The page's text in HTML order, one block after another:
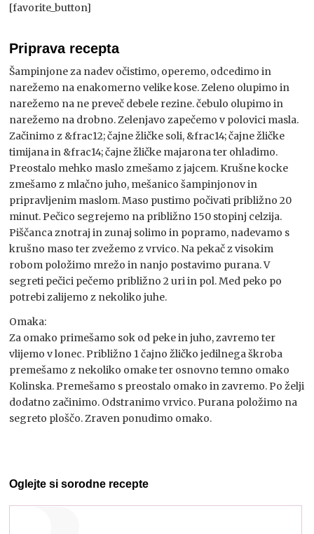
[favorite_button]
Priprava recepta
Šampinjone za nadev očistimo, operemo, odcedimo in
narežemo na enakomerno velike kose. Zeleno olupimo in
narežemo na ne preveč debele rezine. čebulo olupimo in
narežemo na drobno. Zelenjavo zapečemo v polovici masla.
Začinimo z &frac12; čajne žličke soli, &frac14; čajne žličke
timijana in &frac14; čajne žličke majarona ter ohladimo.
Preostalo mehko maslo zmešamo z jajcem. Krušne kocke
zmešamo z mlačno juho, mešanico šampinjonov in
pripravljenim maslom. Maso pustimo počivati približno 20
minut. Pečico segrejemo na približno 150 stopinj celzija.
Piščanca znotraj in zunaj solimo in popramo, nadevamo s
krušno maso ter zvežemo z vrvico. Na pekač z visokim
robom položimo mrežo in nanjo postavimo purana. V
segreti pečici pečemo približno 2 uri in pol. Med peko po
potrebi zalijemo z nekoliko juhe.
Omaka:
Za omako primešamo sok od peke in juho, zavremo ter
vlijemo v lonec. Približno 1 čajno žličko jedilnega škroba
premešamo z nekoliko omake ter osnovno temno omako
Kolinska. Premešamo s preostalo omako in zavremo. Po želji
dodatno začinimo. Odstranimo vrvico. Purana položimo na
segreto ploščo. Zraven ponudimo omako.
Oglejte si sorodne recepte